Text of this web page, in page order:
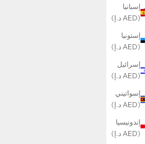
إسبانيا
(AED د.إ)
إستونيا
(AED د.إ)
إسرائيل
(AED د.إ)
إسواتيني
(AED د.إ)
إندونيسيا
(AED د.إ)